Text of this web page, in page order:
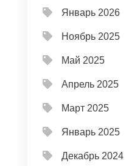
Январь 2026
Ноябрь 2025
Май 2025
Апрель 2025
Март 2025
Январь 2025
Декабрь 2024